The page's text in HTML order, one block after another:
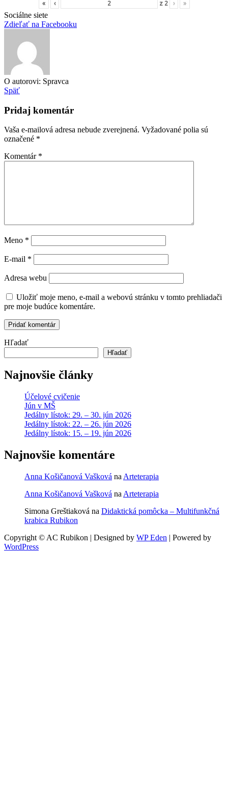
« ‹ z 2 › »
Sociálne siete
Zdieľať na Facebooku
O autorovi: Spravca
Späť
Pridaj komentár
Vaša e-mailová adresa nebude zverejnená. Vyžadované polia sú
označené *
Komentár *
Meno *
E-mail *
Adresa webu
Uložiť moje meno, e-mail a webovú stránku v tomto prehliadači
pre moje budúce komentáre.
Hľadať
Hľadať
Najnovšie články
Účelové cvičenie
Jún v MŠ
Jedálny lístok: 29. – 30. jún 2026
Jedálny lístok: 22. – 26. jún 2026
Jedálny lístok: 15. – 19. jún 2026
Najnovšie komentáre
Anna Košičanová Vašková na Arteterapia
Anna Košičanová Vašková na Arteterapia
Simona Greštiaková na Didaktická pomôcka – Multifunkčná
krabica Rubikon
Copyright © AC Rubikon | Designed by WP Eden | Powered by
WordPress